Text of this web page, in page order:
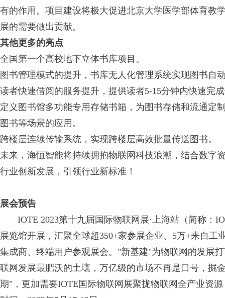
有的作用。项目建设将极大促进北京大学医学部体育教
展的需要做出贡献。
其他更多的亮点
全国第一个高校地下立体书库项目。
图书管理模式的提升，书库无人化管理系统实现图书自
读者快速借阅的服务提升，提供读者5-15分钟内快速完
定义图书馆多功能专用存储书箱，为图书存储和流通定
图书等场景的应用。
跨楼层连续传输系统，实现跨楼层高效批量传送图书。
未来，海恒智能将持续拥抱物联网科技浪潮，结合数字
行业创新发展，引领行业新标准！
展会预告
IOTE 2023第十九届国际物联网展·上海站（简称：
展览馆开展，汇聚全球超350+家参展企业、5万+来自
集成商、终端用户参观展会。"新基建"为物联网的发展
联网发展最肥沃的土壤，万亿级的市场不再是口号，掘
期"，更加需要IOTE国际物联网展聚拢物联网全产业资